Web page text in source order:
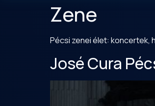
Zene
Pécsi zenei élet: koncertek,
José Cura